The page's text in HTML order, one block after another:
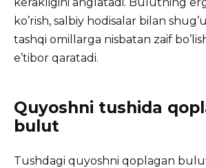
ko’rish, salbiy hodisalar bilan
tashqi omillarga nisbatan zaif
e’tibor qaratadi.
Quyoshni tushida
bulut
Tushdagi quyoshni qoplagan